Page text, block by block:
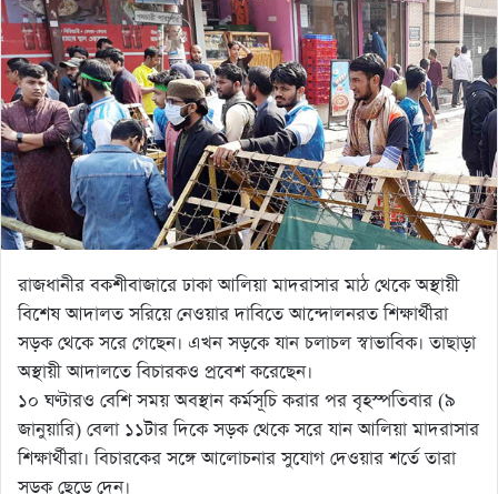
রাজধানীর বকশীবাজারে ঢাকা আলিয়া মাদরাসার মাঠ থেকে অস্থায়ী
বিশেষ আদালত সরিয়ে নেওয়ার দাবিতে আন্দোলনরত শিক্ষার্থীরা
সড়ক থেকে সরে গেছেন। এখন সড়কে যান চলাচল স্বাভাবিক। তাছাড়া
অস্থায়ী আদালতে বিচারকও প্রবেশ করেছেন।
১০ ঘণ্টারও বেশি সময় অবস্থান কর্মসূচি করার পর বৃহস্পতিবার (৯
জানুয়ারি) বেলা ১১টার দিকে সড়ক থেকে সরে যান আলিয়া মাদরাসার
শিক্ষার্থীরা। বিচারকের সঙ্গে আলোচনার সুযোগ দেওয়ার শর্তে তারা
সড়ক ছেড়ে দেন।